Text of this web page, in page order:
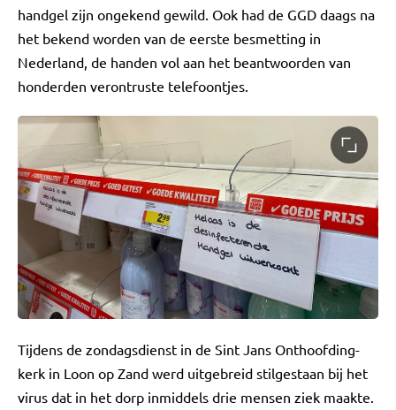
handgel zijn ongekend gewild. Ook had de GGD daags na
het bekend worden van de eerste besmetting in
Nederland, de handen vol aan het beantwoorden van
honderden verontruste telefoontjes.
Tijdens de zondagsdienst in de Sint Jans Onthoofding-
kerk in Loon op Zand werd uitgebreid stilgestaan bij het
virus dat in het dorp inmiddels drie mensen ziek maakte.